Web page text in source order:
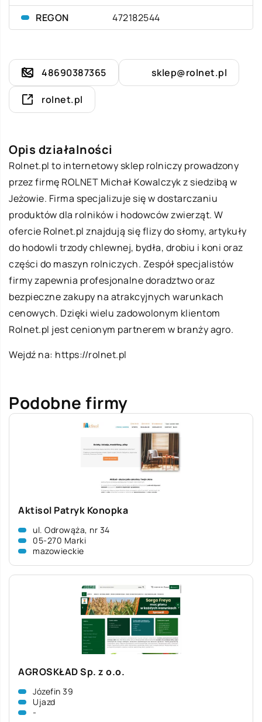
REGON
472182544
48690387365 sklep@rolnet.pl
rolnet.pl
Opis działalności
Rolnet.pl to internetowy sklep rolniczy prowadzony
przez firmę ROLNET Michał Kowalczyk z siedzibą w
Jeżowie. Firma specjalizuje się w dostarczaniu
produktów dla rolników i hodowców zwierząt. W
ofercie Rolnet.pl znajdują się flizy do słomy, artykuły
do hodowli trzody chlewnej, bydła, drobiu i koni oraz
części do maszyn rolniczych. Zespół specjalistów
firmy zapewnia profesjonalne doradztwo oraz
bezpieczne zakupy na atrakcyjnych warunkach
cenowych. Dzięki wielu zadowolonym klientom
Rolnet.pl jest cenionym partnerem w branży agro.
Wejdź na: https://rolnet.pl
Podobne firmy
Aktisol Patryk Konopka
ul. Odrowąża, nr 34
05-270 Marki
mazowieckie
AGROSKŁAD Sp. z o.o.
Józefin 39
Ujazd
-